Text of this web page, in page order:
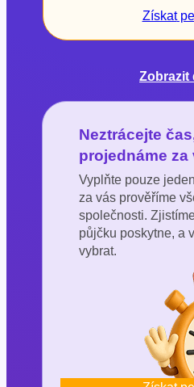
Získat
Zobrazit
Neztrácejte
projednáme za
Vyplňte pouze
za vás prověříme
společnosti.
půjčku poskytne, a
vybrat.